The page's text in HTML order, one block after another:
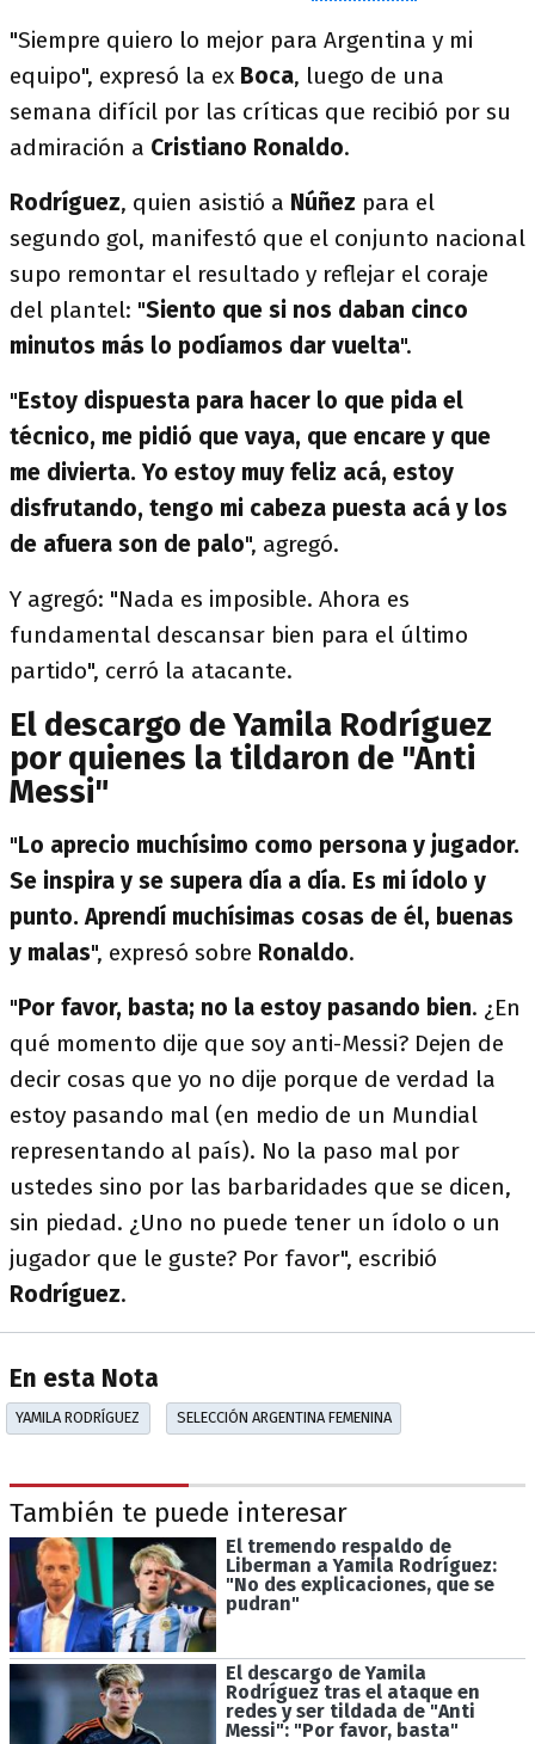
"Siempre quiero lo mejor para Argentina y mi
equipo", expresó la ex Boca, luego de una
semana difícil por las críticas que recibió por su
admiración a Cristiano Ronaldo.
Rodríguez, quien asistió a Núñez para el
segundo gol, manifestó que el conjunto nacional
supo remontar el resultado y reflejar el coraje
del plantel: "Siento que si nos daban cinco
minutos más lo podíamos dar vuelta".
"Estoy dispuesta para hacer lo que pida el
técnico, me pidió que vaya, que encare y que
me divierta. Yo estoy muy feliz acá, estoy
disfrutando, tengo mi cabeza puesta acá y los
de afuera son de palo", agregó.
Y agregó: "Nada es imposible. Ahora es
fundamental descansar bien para el último
partido", cerró la atacante.
El descargo de Yamila Rodríguez
por quienes la tildaron de "Anti
Messi"
"Lo aprecio muchísimo como persona y jugador.
Se inspira y se supera día a día. Es mi ídolo y
punto. Aprendí muchísimas cosas de él, buenas
y malas", expresó sobre Ronaldo.
"Por favor, basta; no la estoy pasando bien. ¿En
qué momento dije que soy anti-Messi? Dejen de
decir cosas que yo no dije porque de verdad la
estoy pasando mal (en medio de un Mundial
representando al país). No la paso mal por
ustedes sino por las barbaridades que se dicen,
sin piedad. ¿Uno no puede tener un ídolo o un
jugador que le guste? Por favor", escribió
Rodríguez.
En esta Nota
YAMILA RODRÍGUEZ SELECCIÓN ARGENTINA FEMENINA
También te puede interesar
El tremendo respaldo de
Liberman a Yamila Rodríguez:
"No des explicaciones, que se
pudran"
El descargo de Yamila
Rodríguez tras el ataque en
redes y ser tildada de "Anti
Messi": "Por favor, basta"